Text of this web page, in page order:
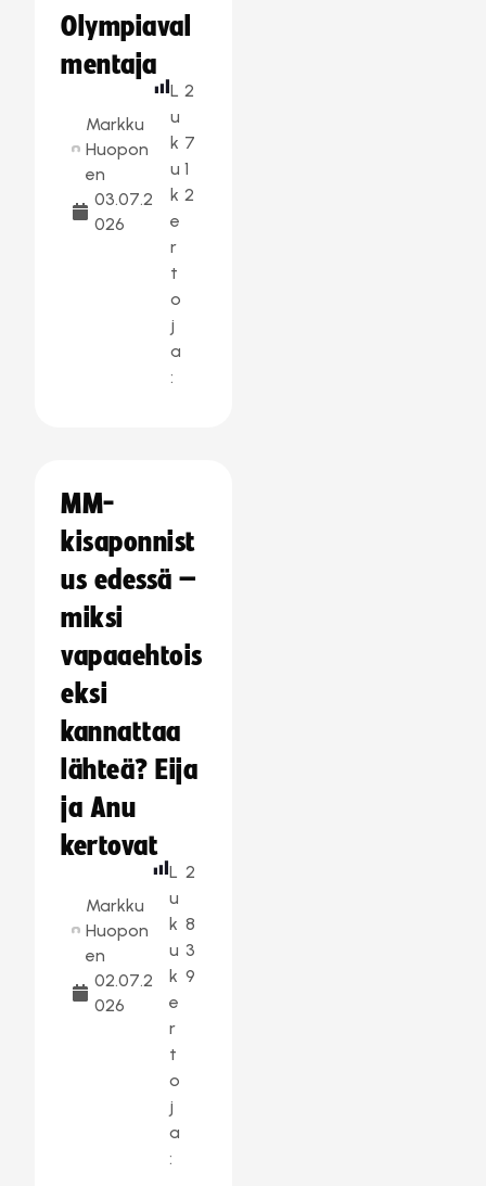
Olympiaval
mentaja
Markku
Huopon
en
03.07.2
026
L
u
k
u
k
e
r
t
o
j
a
:
2
7
1
2
MM-
kisaponnist
us edessä –
miksi
vapaaehtois
eksi
kannattaa
lähteä? Eija
ja Anu
kertovat
Markku
Huopon
en
02.07.2
026
L
u
k
u
k
e
r
t
o
j
a
:
2
8
3
9